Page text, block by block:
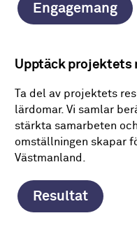
Engagemang
Upptäck projektets
Ta del av projektets
lärdomar. Vi samlar
stärkta samarbeten
omställningen skapar
Västmanland.
Resultat